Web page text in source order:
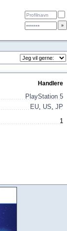
Handlere
PlayStation 5
EU, US, JP
1